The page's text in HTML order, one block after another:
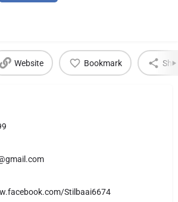
Website Bookmark
Stilbaai6674